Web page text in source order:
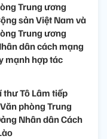
Trung ương
sản Việt Nam và
Trung ương
dân cách mạng
mạnh hợp tác
thư Tô Lâm tiếp
phòng Trung
Nhân dân Cách